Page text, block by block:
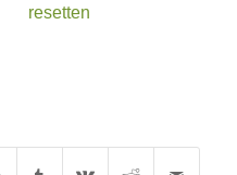
resetten